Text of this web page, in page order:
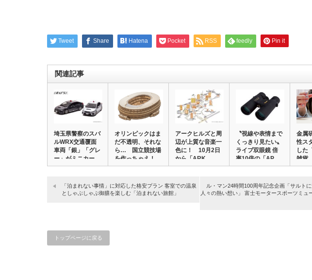
Tweet Share Hatena Pocket RSS feedly Pin it
関連記事
埼玉県警察のスバ
ルWRX交通覆面
車両「銀」「グレ
ー」がミニカー
に…
オリンピックはま
だ不透明、それな
ら… 国立競技場
を作っちゃえ！
アークヒルズと周
辺が上質な音楽一
色に！ 10月2日
から「ARK …
〝視線や表情まで
くっきり見たい〟
ライブ双眼鏡 倍
率10倍の「AP…
金属
性ス
した
雑貨
が…
「泊まれない事情」に対応した格安プラン 客室での温泉
としゃぶしゃぶ御膳を楽しむ「泊まれない旅館」
ル・マン24時間100周年記念企画「サルト
人々の熱い想い」 富士モータースポーツミュ
トップページに戻る